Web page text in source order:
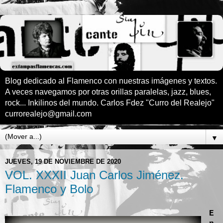
Blog dedicado al Flamenco con nuestras imágenes y textos.
A veces navegamos por otras orillas paralelas, jazz, blues,
rock... Inkilinos del mundo. Carlos Fdez "Curro del Realejo"
currorealejo@gmail.com
▼
JUEVES, 19 DE NOVIEMBRE DE 2020
VOL. XXXII Juan Carlos Jiménez.
Flamenco y Bolo
E